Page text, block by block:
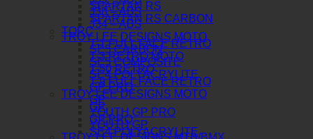
J38 – ABS
J34 – ABS
TROY LEE DESIGNS MOTO
SE5 CARBON
SE5 COMPOSITE
SE4 POLYACRYLITE
GP PRO
GP
YOUTH GP PRO
YOUTH GP
SPARTAN RS
SPARTAN RS CARBON
TORC
T-1 FULL FACE RETRO
T-3 RETRO MOTO
T-50 RETRO
T-9 FULL FACE RETRO
TROY LEE DESIGNS MOTO
GP
GP PRO
SE4 POLYACRYLITE